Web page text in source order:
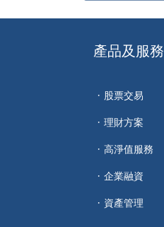
產品及服務
股票交易
理財方案
高淨值服務
企業融資
資產管理